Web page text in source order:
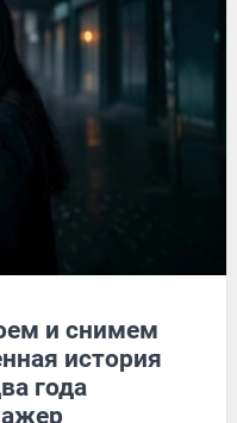
и снимем
история
года